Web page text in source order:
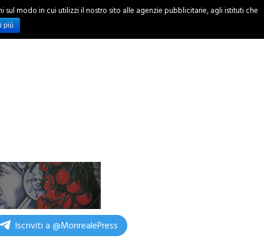
INCHIESTE
Iscriviti a @MonrealePress
modo in cui utilizzi il nostro sito alle agenzie pubblicitarie, agli istituti che
più